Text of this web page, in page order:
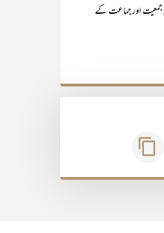
جمعیت اور جماعت کے